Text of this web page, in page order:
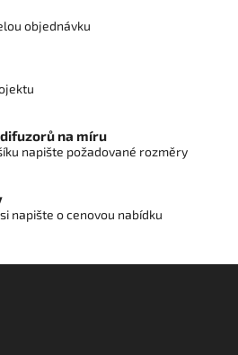
objednávku
na míru
napište požadované rozměry
napište o cenovou nabídku